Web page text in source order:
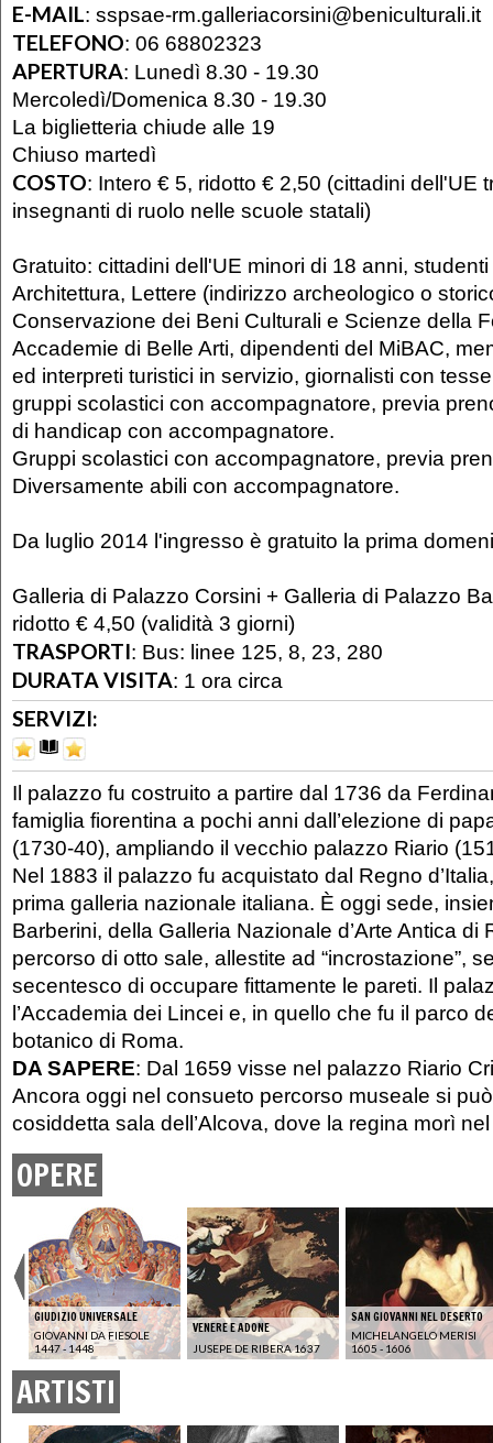
E-MAIL: sspsae-rm.galleriacorsini@beniculturali.it
TELEFONO: 06 68802323
APERTURA: Lunedì 8.30 - 19.30
Mercoledì/Domenica 8.30 - 19.30
La biglietteria chiude alle 19
Chiuso martedì
COSTO: Intero € 5, ridotto € 2,50 (cittadini dell'UE
insegnanti di ruolo nelle scuole statali)
Gratuito: cittadini dell'UE minori di 18 anni,
Architettura, Lettere (indirizzo archeologico o
Conservazione dei Beni Culturali e Scienze della
Accademie di Belle Arti, dipendenti del MiBAC,
ed interpreti turistici in servizio, giornalisti con
gruppi scolastici con accompagnatore, previa
di handicap con accompagnatore.
Gruppi scolastici con accompagnatore, previa
Diversamente abili con accompagnatore.
Da luglio 2014 l'ingresso è gratuito la prima
Galleria di Palazzo Corsini + Galleria di Palazzo
ridotto € 4,50 (validità 3 giorni)
TRASPORTI: Bus: linee 125, 8, 23, 280
DURATA VISITA: 1 ora circa
SERVIZI:
Il palazzo fu costruito a partire dal 1736 da
famiglia fiorentina a pochi anni dall’elezione di
(1730-40), ampliando il vecchio palazzo Riario
Nel 1883 il palazzo fu acquistato dal Regno
prima galleria nazionale italiana. È oggi sede,
Barberini, della Galleria Nazionale d’Arte Antica di
percorso di otto sale, allestite ad “incrostazione”,
secentesco di occupare fittamente le pareti. Il
l’Accademia dei Lincei e, in quello che fu il parco
botanico di Roma.
DA SAPERE: Dal 1659 visse nel palazzo Riario
Ancora oggi nel consueto percorso museale si
cosiddetta sala dell’Alcova, dove la regina morì
OPERE
GIUDIZIO UNIVERSALE
GIOVANNI DA FIESOLE
1447 - 1448
VENERE E ADONE
JUSEPE DE RIBERA 1637
SAN GIOVANNI NEL DESERTO
MICHELANGELO MERISI
1605 - 1606
ARTISTI